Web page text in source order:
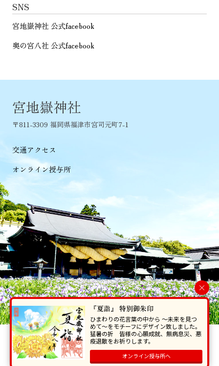
SNS
宮地嶽神社 公式facebook
奥の宮八社 公式facebook
宮地嶽神社
〒811-3309 福岡県福津市宮司元町7-1
交通アクセス
オンライン授与所
当ホームページで掲載の写真・イラスト等を無断で転写･複製することを
禁じます。
Copyright © Miyajidake Jinjya , All Rights Reserved.
×
『夏詣』 特別御朱印
ひまわりの花言葉の中から 〜未来を見つ
めて〜をモチーフにデザイン致しました。
猛暑の折 皆様の心願成就、無病息災、悪
疫退散をお祈りします。
オンライン授与所へ